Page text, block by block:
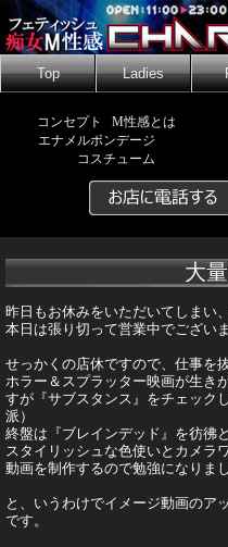
Top Ladies
コンセプト
M性感とは
エナメルボンデージ
コスチューム
大
昨日もお休みをいただいてしまい
本日は張り切って営業中でございま
せっかくの店休ですので、仕事を
ホラー＆スプラッター映画が生き
すが『サブスタンス』をチェック
派）
終盤は『ブレインデッド』を彷彿
スタイリッシュな色使いとカメラ
動画を制作するので勉強になりまし
と、いうわけでイメージ動画のア
です。